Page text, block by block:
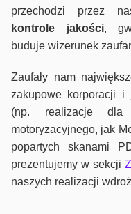
przechodzi przez
kontrole jakości,
buduje wizerunek
Zaufały nam
zakupowe korporacji i
(np. realizacje dla
motoryzacyjnego, jak
popartych skanami
prezentujemy w sekcji
naszych realizacji